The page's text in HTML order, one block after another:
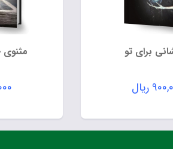
برای تو
ریال
مثنوی